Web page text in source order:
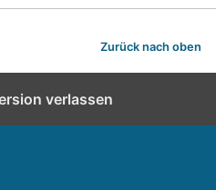
Zurück nach oben
verlassen